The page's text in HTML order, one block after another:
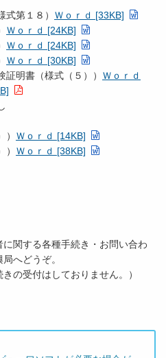
第１８） Ｗｏｒｄ [33KB]
Ｗｏｒｄ [24KB]
Ｗｏｒｄ [24KB]
Ｗｏｒｄ [30KB]
明書（様式（５）） Ｗｏｒｄ
Ｗｏｒｄ [14KB]
Ｗｏｒｄ [38KB]
関する各種手続き・お問い合わ
へどうぞ。
の受付はしておりません。）